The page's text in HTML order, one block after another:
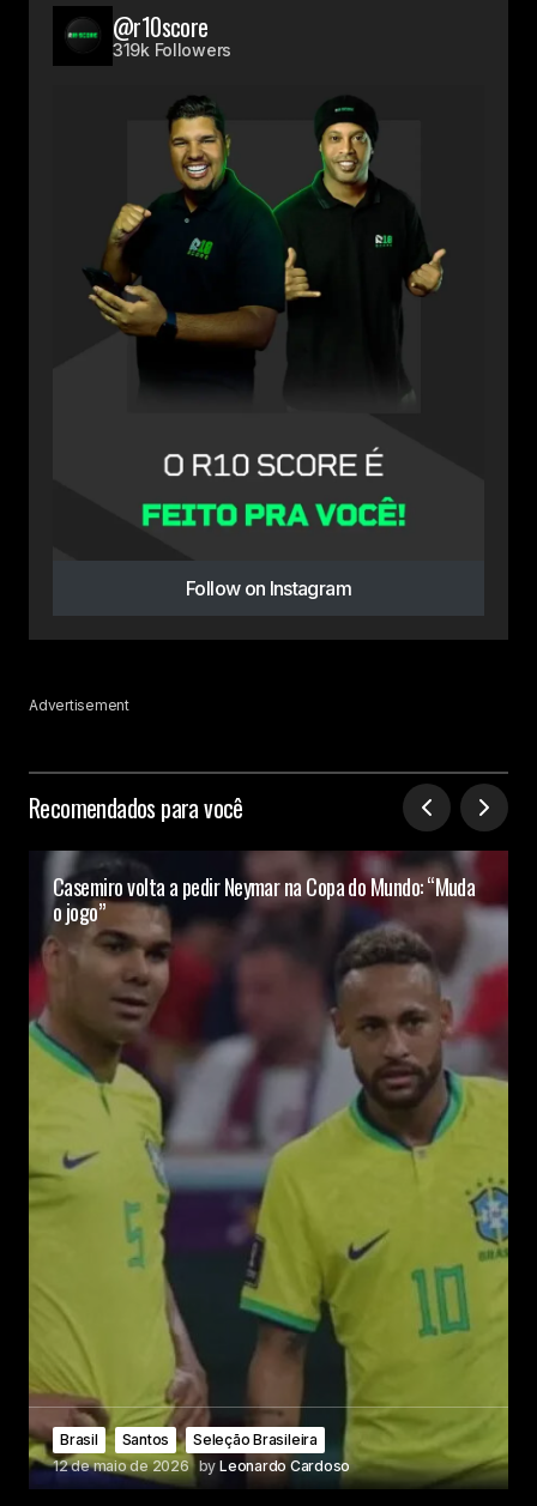
@r10score
319k Followers
Follow on Instagram
Advertisement
Recomendados para você
Casemiro volta a pedir Neymar na Copa do Mundo: “Muda
o jogo”
Brasil Santos
Seleção Brasileira
12 de maio de 2026 by Leonardo Cardoso